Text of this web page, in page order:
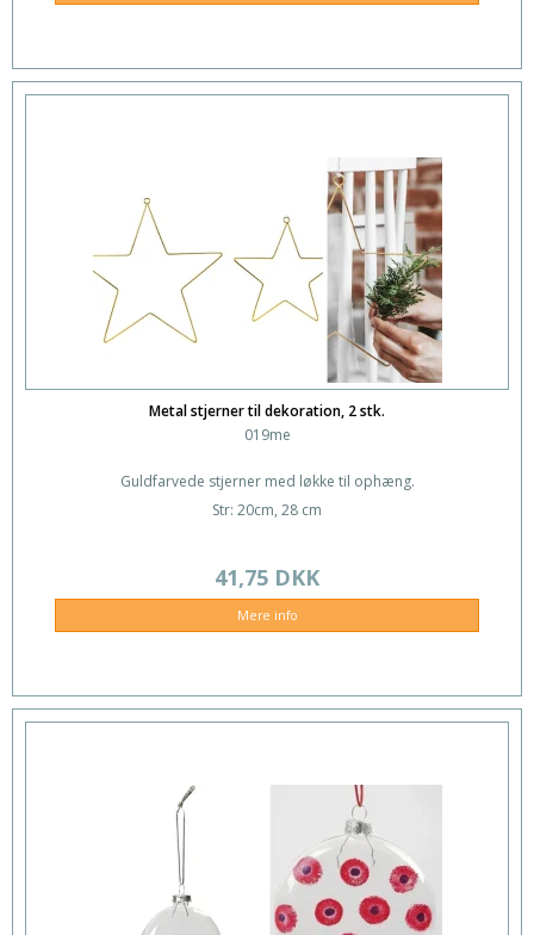
Metal stjerner til dekoration, 2 stk.
019me
Guldfarvede stjerner med løkke til ophæng.
Str: 20cm, 28 cm
41,75 DKK
Mere info